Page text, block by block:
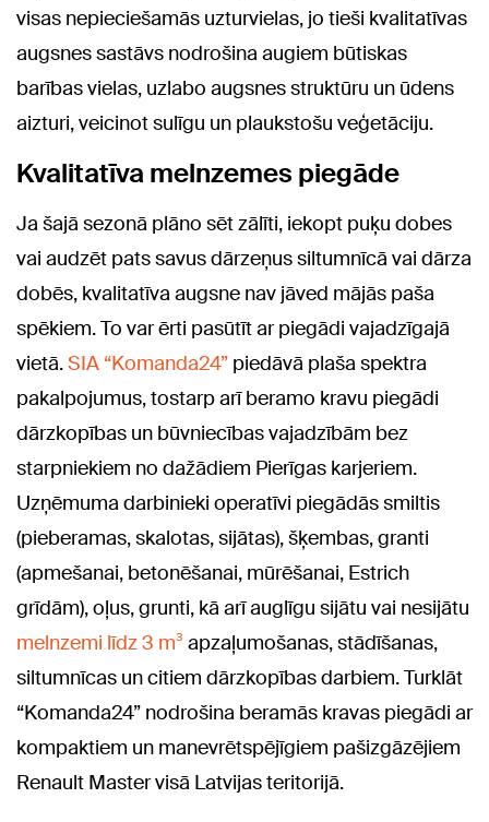
visas nepieciešamās uzturvielas, jo tieši kvalitatīvas
augsnes sastāvs nodrošina augiem būtiskas
barības vielas, uzlabo augsnes struktūru un ūdens
aizturi, veicinot sulīgu un plaukstošu veģetāciju.
Kvalitatīva melnzemes piegāde
Ja šajā sezonā plāno sēt zālīti, iekopt puķu dobes
vai audzēt pats savus dārzeņus siltumnīcā vai dārza
dobēs, kvalitatīva augsne nav jāved mājās paša
spēkiem. To var ērti pasūtīt ar piegādi vajadzīgajā
vietā.SIA “Komanda24” piedāvā plaša spektra
pakalpojumus, tostarp arī beramo kravu piegādi
dārzkopības un būvniecības vajadzībām bez
starpniekiem no dažādiem Pierīgas karjeriem.
Uzņēmuma darbinieki operatīvi piegādās smiltis
(pieberamas, skalotas, sijātas), šķembas, granti
(apmešanai, betonēšanai, mūrēšanai, Estrich
grīdām), oļus, grunti, kā arī auglīgu sijātu vai nesijātu
melnzemi līdz 3 m³ apzaļumošanas, stādīšanas,
siltumnīcas un citiem dārzkopības darbiem. Turklāt
“Komanda24” nodrošina beramās kravas piegādi ar
kompaktiem un manevrētspējīgiem pašizgāzējiem
Renault Master visā Latvijas teritorijā.